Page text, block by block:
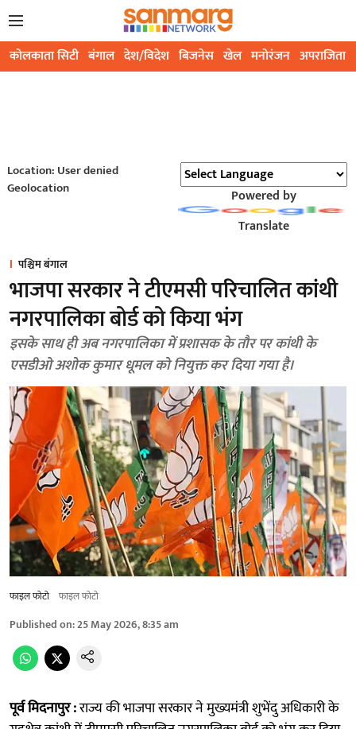
कोलकाता सिटी बंगाल देश/विदेश बिजनेस खेल मनोरंजन अपराजिता
Location: User denied
Geolocation
Powered by
Translate
पश्चिम बंगाल
भाजपा सरकार ने टीएमसी परिचालित कांथी
नगरपालिका बोर्ड को किया भंग
इसके साथ ही अब नगरपालिका में प्रशासक के तौर पर कांथी के
एसडीओ अशोक कुमार धूमल को नियुक्त कर दिया गया है।
फाइल फोटो फाइल फोटो
Published on:25 May 2026, 8:35 am
पूर्व मिदनापुर :राज्य की भाजपा सरकार ने मुख्यमंत्री शुभेंदु अधिकारी के